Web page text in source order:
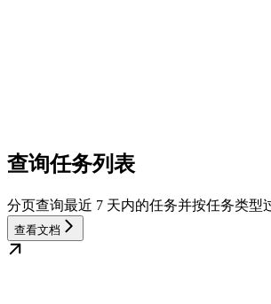
查询任务列表
分页查询最近 7 天内的任务并按任务类型
查看文档